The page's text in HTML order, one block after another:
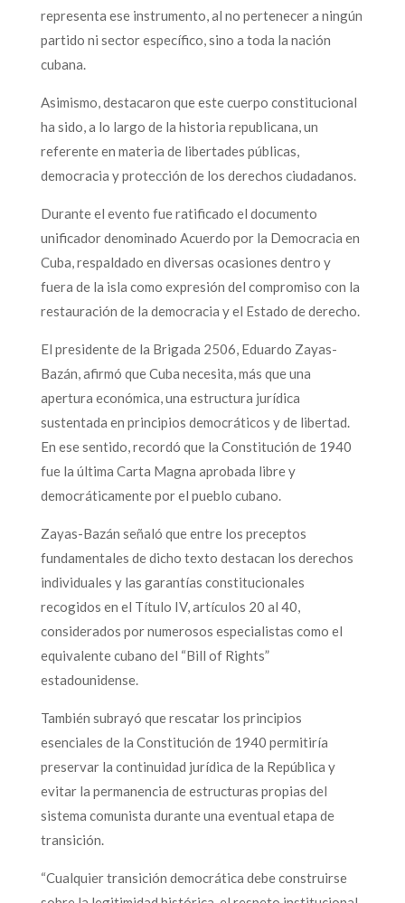
representa ese instrumento, al no pertenecer a ningún
partido ni sector específico, sino a toda la nación
cubana.
Asimismo, destacaron que este cuerpo constitucional
ha sido, a lo largo de la historia republicana, un
referente en materia de libertades públicas,
democracia y protección de los derechos ciudadanos.
Durante el evento fue ratificado el documento
unificador denominado Acuerdo por la Democracia en
Cuba, respaldado en diversas ocasiones dentro y
fuera de la isla como expresión del compromiso con la
restauración de la democracia y el Estado de derecho.
El presidente de la Brigada 2506, Eduardo Zayas-
Bazán, afirmó que Cuba necesita, más que una
apertura económica, una estructura jurídica
sustentada en principios democráticos y de libertad.
En ese sentido, recordó que la Constitución de 1940
fue la última Carta Magna aprobada libre y
democráticamente por el pueblo cubano.
Zayas-Bazán señaló que entre los preceptos
fundamentales de dicho texto destacan los derechos
individuales y las garantías constitucionales
recogidos en el Título IV, artículos 20 al 40,
considerados por numerosos especialistas como el
equivalente cubano del “Bill of Rights”
estadounidense.
También subrayó que rescatar los principios
esenciales de la Constitución de 1940 permitiría
preservar la continuidad jurídica de la República y
evitar la permanencia de estructuras propias del
sistema comunista durante una eventual etapa de
transición.
“Cualquier transición democrática debe construirse